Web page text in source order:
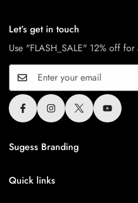
Sugess Branding
tourbillon watches use the
Quick links
Let’s get in touch
Use "FLASH_SALE" 12% off